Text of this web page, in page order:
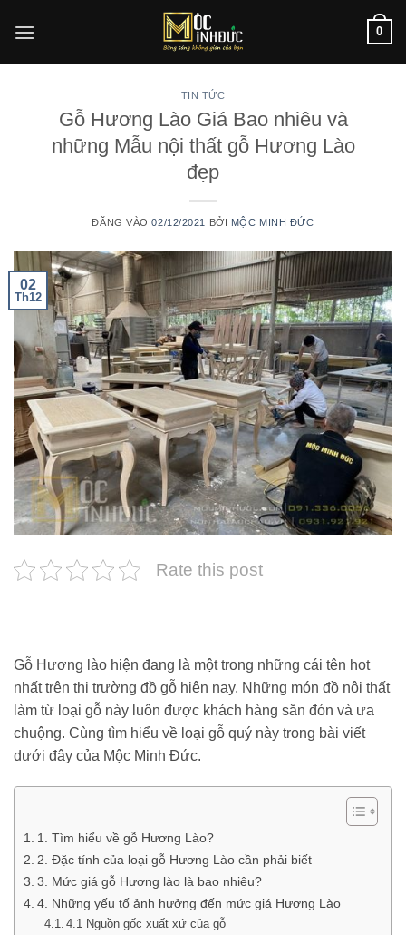
qua
0
TIN TỨC
Gỗ Hương Lào Giá Bao nhiêu và
những Mẫu nội thất gỗ Hương Lào
đẹp
ĐĂNG VÀO02/12/2021 BỞI MỘC MINH ĐỨC
02
Th12
Rate this post
Gỗ Hương lào hiện đang là một trong những cái tên hot
nhất trên thị trường đồ gỗ hiện nay. Những món đồ nội thất
làm từ loại gỗ này luôn được khách hàng săn đón và ưa
chuộng. Cùng tìm hiểu về loại gỗ quý này trong bài viết
dưới đây của Mộc Minh Đức.
1. Tìm hiểu về gỗ Hương Lào?
2. Đặc tính của loại gỗ Hương Lào cần phải biết
3. Mức giá gỗ Hương lào là bao nhiêu?
4. Những yếu tố ảnh hưởng đến mức giá Hương Lào
4.1 Nguồn gốc xuất xứ của gỗ